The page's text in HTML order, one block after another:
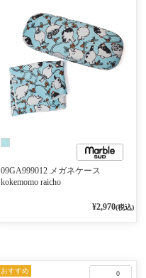
09GA999012 メガネケース
kokemomo raicho
¥2,970(税込)
0
おすすめ